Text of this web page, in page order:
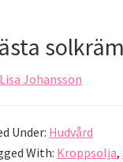
Lisa Johansson
Under: Hudvård
With: Kroppsolja,